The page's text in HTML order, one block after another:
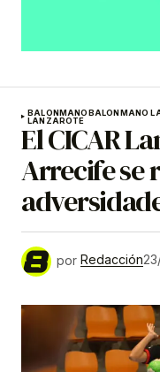
BALONMANOBALONMANO
LANZAROTE
El CICAR
Arrecife se
por Redacción